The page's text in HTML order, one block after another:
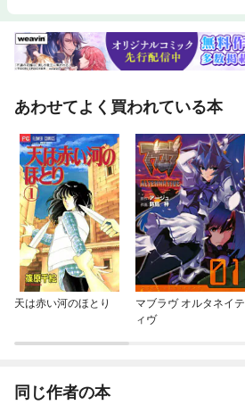
あわせてよく買われている本
天は赤い河のほとり
マブラヴ オルタネイテ
ィヴ
同じ作者の本